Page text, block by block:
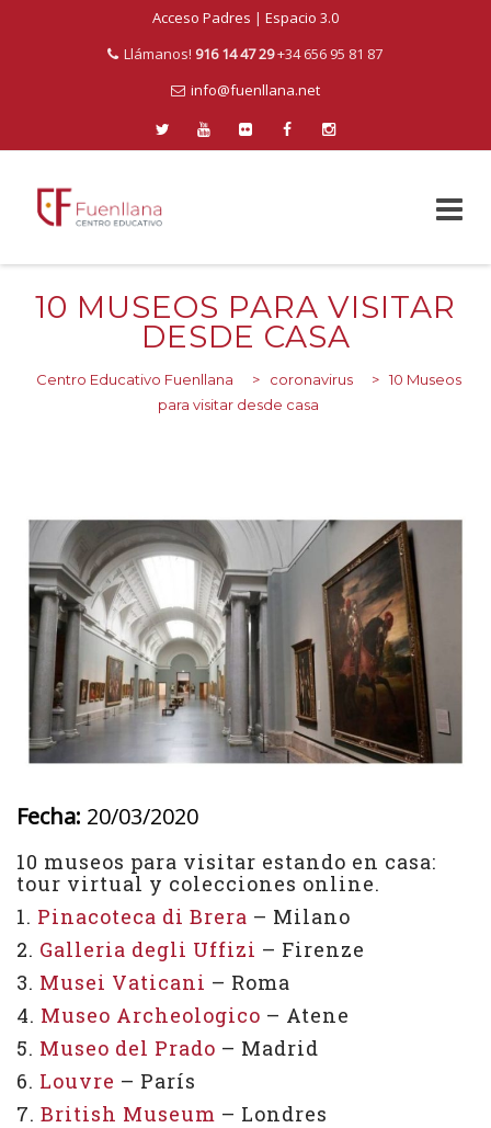
Acceso Padres | Espacio 3.0
Llámanos! 916 14 47 29+34 656 95 81 87
info@fuenllana.net
content
10 MUSEOS PARA VISITAR
DESDE CASA
Centro Educativo Fuenllana > coronavirus > 10 Museos
para visitar desde casa
Fecha: 20/03/2020
10 museos para visitar estando en casa:
tour virtual y colecciones online.
1. Pinacoteca di Brera – Milano
2. Galleria degli Uffizi – Firenze
3. Musei Vaticani – Roma
4. Museo Archeologico – Atene
5. Museo del Prado – Madrid
6. Louvre – París
7. British Museum – Londres